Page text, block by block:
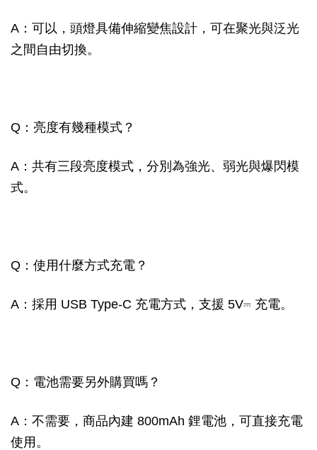
A：可以，頭燈具備伸縮變焦設計，可在聚光與泛光
之間自由切換。
Q：亮度有幾種模式？
A：共有三段亮度模式，分別為強光、弱光與爆閃模
式。
Q：使用什麼方式充電？
A：採用 USB Type-C 充電方式，支援 5V⎓ 充電。
Q：電池需要另外購買嗎？
A：不需要，商品內建 800mAh 鋰電池，可直接充電
使用。